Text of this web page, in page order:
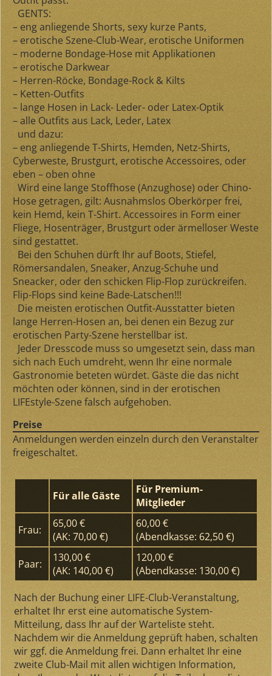
GENTS:
– eng anliegende Shorts, sexy kurze Pants,
– erotische Szene-Club-Wear, erotische Uniformen
– moderne Bondage-Hose mit Applikationen
– erotische Darkwear
– Herren-Röcke, Bondage-Rock & Kilts
– Ketten-Outfits
– lange Hosen in Lack- Leder- oder Latex-Optik
– alle Outfits aus Lack, Leder, Latex
und dazu:
– eng anliegende T-Shirts, Hemden, Netz-Shirts,
Cyberweste, Brustgurt, erotische Accessoires, oder
eben – oben ohne
Wird eine lange Stoffhose (Anzughose) oder Chino-
Hose getragen, gilt: Ausnahmslos Oberkörper frei,
kein Hemd, kein T-Shirt. Accessoires in Form einer
Fliege, Hosenträger, Brustgurt oder ärmelloser Weste
sind gestattet.
Bei den Schuhen dürft Ihr auf Boots, Stiefel,
Römersandalen, Sneaker, Anzug-Schuhe und
Sneacker, oder den schicken Flip-Flop zurückreifen.
Flip-Flops sind keine Bade-Latschen!!!
Die meisten erotischen Outfit-Ausstatter bieten
lange Herren-Hosen an, bei denen ein Bezug zur
erotischen Party-Szene herstellbar ist.
Jeder Dresscode muss so umgesetzt sein, dass man
sich nach Euch umdreht, wenn Ihr eine normale
Gastronomie beteten würdet. Gäste die das nicht
möchten oder können, sind in der erotischen
LIFEstyle-Szene falsch aufgehoben.
Preise
Anmeldungen werden einzeln durch den Veranstalter
freigeschaltet.
Für alle Gäste
Für Premium-
Mitglieder
Frau:
65,00 €
(AK: 70,00 €)
60,00 €
(Abendkasse: 62,50 €)
Paar:
130,00 €
(AK: 140,00 €)
120,00 €
(Abendkasse: 130,00 €)
Nach der Buchung einer LIFE-Club-Veranstaltung,
erhaltet Ihr erst eine automatische System-
Mitteilung, dass Ihr auf der Warteliste steht.
Nachdem wir die Anmeldung geprüft haben, schalten
wir ggf. die Anmeldung frei. Dann erhaltet Ihr eine
zweite Club-Mail mit allen wichtigen Information,